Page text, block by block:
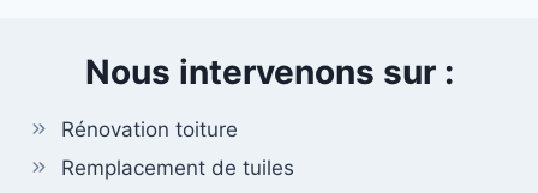
Nous intervenons sur :
Rénovation toiture
Remplacement de tuiles